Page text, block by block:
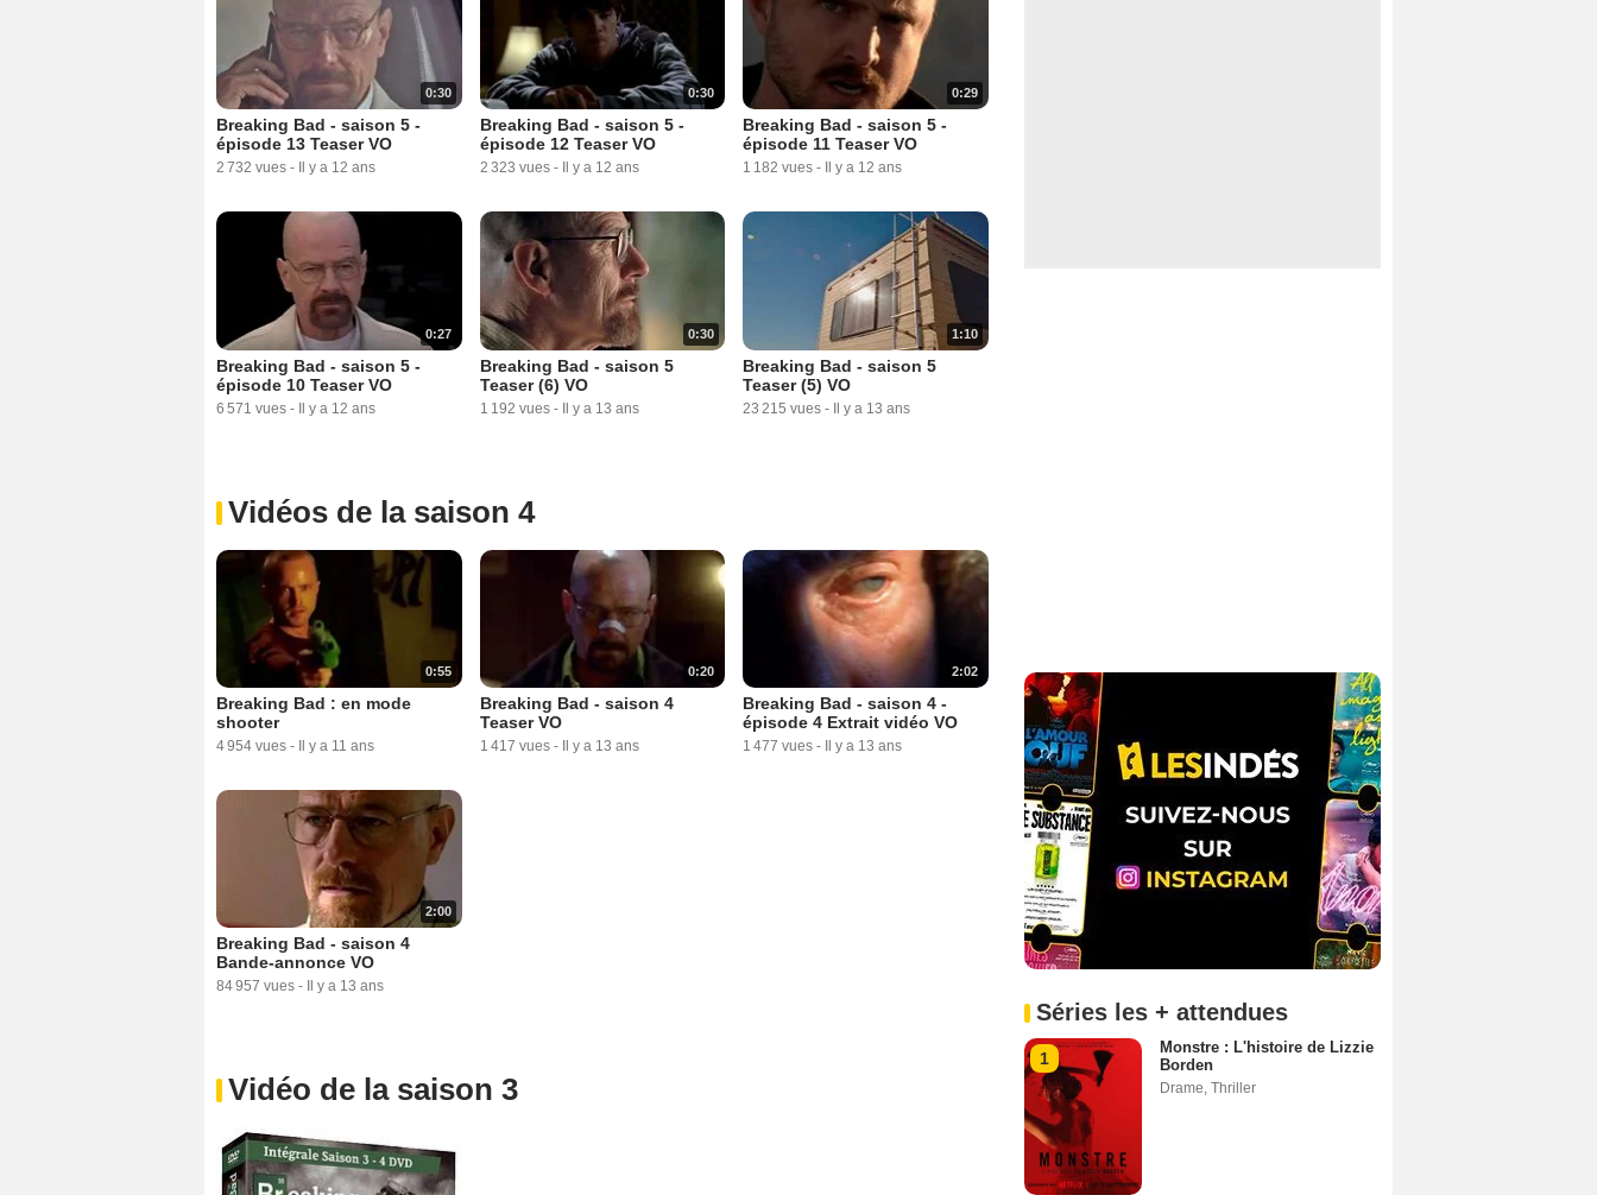
0:30
Breaking Bad - saison 5 -
épisode 13 Teaser VO
2 732 vues - Il y a 12 ans
0:30
Breaking Bad - saison 5 -
épisode 12 Teaser VO
2 323 vues - Il y a 12 ans
0:29
Breaking Bad - saison 5 -
épisode 11 Teaser VO
1 182 vues - Il y a 12 ans
0:27
Breaking Bad - saison 5 -
épisode 10 Teaser VO
6 571 vues - Il y a 12 ans
0:30
Breaking Bad - saison 5
Teaser (6) VO
1 192 vues - Il y a 13 ans
1:10
Breaking Bad - saison 5
Teaser (5) VO
23 215 vues - Il y a 13 ans
Vidéos de la saison 4
0:55
Breaking Bad : en mode
shooter
4 954 vues - Il y a 11 ans
0:20
Breaking Bad - saison 4
Teaser VO
1 417 vues - Il y a 13 ans
2:02
Breaking Bad - saison 4 -
épisode 4 Extrait vidéo VO
1 477 vues - Il y a 13 ans
2:00
Breaking Bad - saison 4
Bande-annonce VO
84 957 vues - Il y a 13 ans
Vidéo de la saison 3
Séries les + attendues
1
Monstre : L'histoire de Lizzie
Borden
Drame, Thriller